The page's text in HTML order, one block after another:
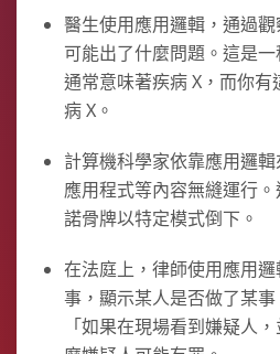
醫生使用應用邏輯，通過
可能出了什麼問題。這是
通常意味著疾病 X，而你
病 X。
計算機科學家依靠應用邏
應用程式等內容無縫運行
諾骨牌以特定模式倒下。
在法庭上，律師使用應用
事，顯示某人是否做了某
「如果在現場看到嫌疑人